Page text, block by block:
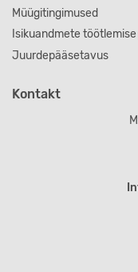
Müügitingimused
Isikuandmete
Juurdepääsetavus
Kontakt